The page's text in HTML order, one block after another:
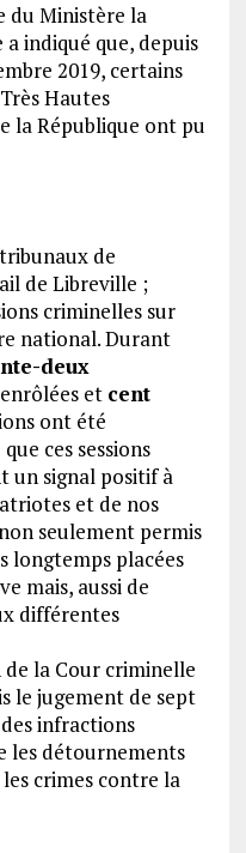
du Ministère la
indiqué que, depuis
2019, certains
Hautes
la République ont pu
de
de Libreville ;
criminelles sur
national. Durant
deux
et cent
ont été
ces sessions
un signal positif à
et de nos
seulement permis
longtemps placées
mais, aussi de
différentes
de la Cour criminelle
le jugement de sept
infractions
les détournements
crimes contre la